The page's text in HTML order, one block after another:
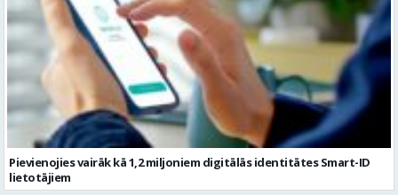
Pievienojies vairāk kā 1,2 miljoniem digitālās identitātes Smart-ID
lietotājiem